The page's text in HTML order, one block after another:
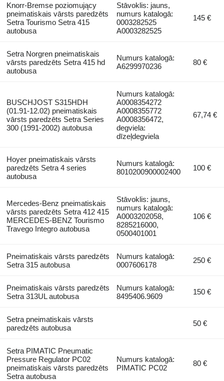
Knorr-Bremse poziomujący
pneimatiskais vārsts paredzēts
Setra Tourismo Setra 415
autobusa
Stāvoklis: jauns,
numurs katalogā:
0003282525
A0003282525
145 €
Setra Norgren pneimatiskais
vārsts paredzēts Setra 415 hd
autobusa
Numurs katalogā:
A6299970236
80 €
BUSCHJOST S315HDH
(01.91-12.02) pneimatiskais
vārsts paredzēts Setra Series
300 (1991-2002) autobusa
Numurs katalogā:
A0008354272
A0008355772
A0008356472,
degviela:
dīzeļdegviela
67,74 €
Hoyer pneimatiskais vārsts
paredzēts Setra 4 series
autobusa
Numurs katalogā:
8010200900002400
100 €
Mercedes-Benz pneimatiskais
vārsts paredzēts Setra 412 415
MERCEDES-BENZ Tourismo
Travego Integro autobusa
Stāvoklis: jauns,
numurs katalogā:
A0003202058,
8285216000,
0500401001
106 €
Pneimatiskais vārsts paredzēts
Setra 315 autobusa
Numurs katalogā:
0007606178
250 €
Pneimatiskais vārsts paredzēts
Setra 313UL autobusa
Numurs katalogā:
8495406.9609
150 €
Setra pneimatiskais vārsts
paredzēts autobusa
50 €
Setra PIMATIC Pneumatic
Pressure Regulator PC02
pneimatiskais vārsts paredzēts
Setra autobusa
Numurs katalogā:
PIMATIC PC02
80 €